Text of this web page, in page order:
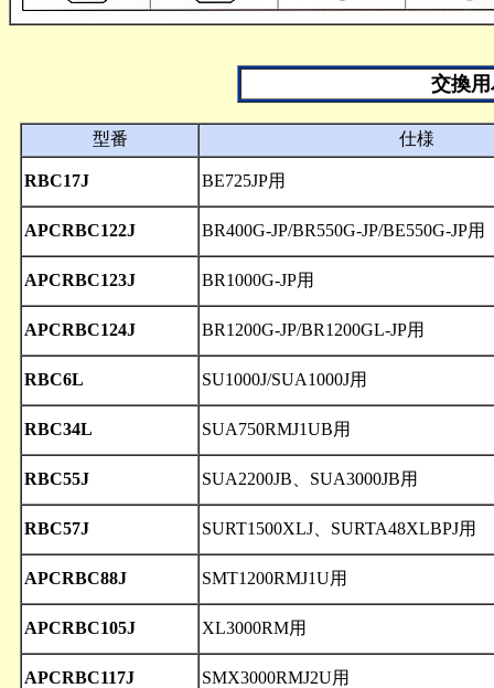
交換
型番 仕様
RBC17J BE725JP用
APCRBC122J BR400G-JP/BR550G-JP/BE550G-JP用
APCRBC123J BR1000G-JP用
APCRBC124J BR1200G-JP/BR1200GL-JP用
RBC6L SU1000J/SUA1000J用
RBC34L SUA750RMJ1UB用
RBC55J SUA2200JB、SUA3000JB用
RBC57J SURT1500XLJ、SURTA48XLBPJ用
APCRBC88J SMT1200RMJ1U用
APCRBC105J XL3000RM用
APCRBC117J SMX3000RMJ2U用